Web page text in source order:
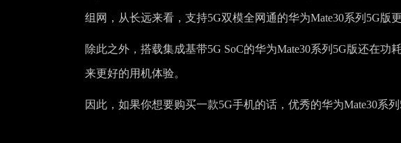
组网，从长远来看，支持5G双模全网通的华为Mate30系列5G版
除此之外，搭载集成基带5G SoC的华为Mate30系列5G版还在
来更好的用机体验。
因此，如果你想要购买一款5G手机的话，优秀的华为Mate30系